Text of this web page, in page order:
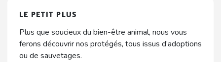
LE PETIT PLUS
Plus que soucieux du bien-être animal, nous vous
ferons découvrir nos protégés, tous issus d’adoptions
ou de sauvetages.